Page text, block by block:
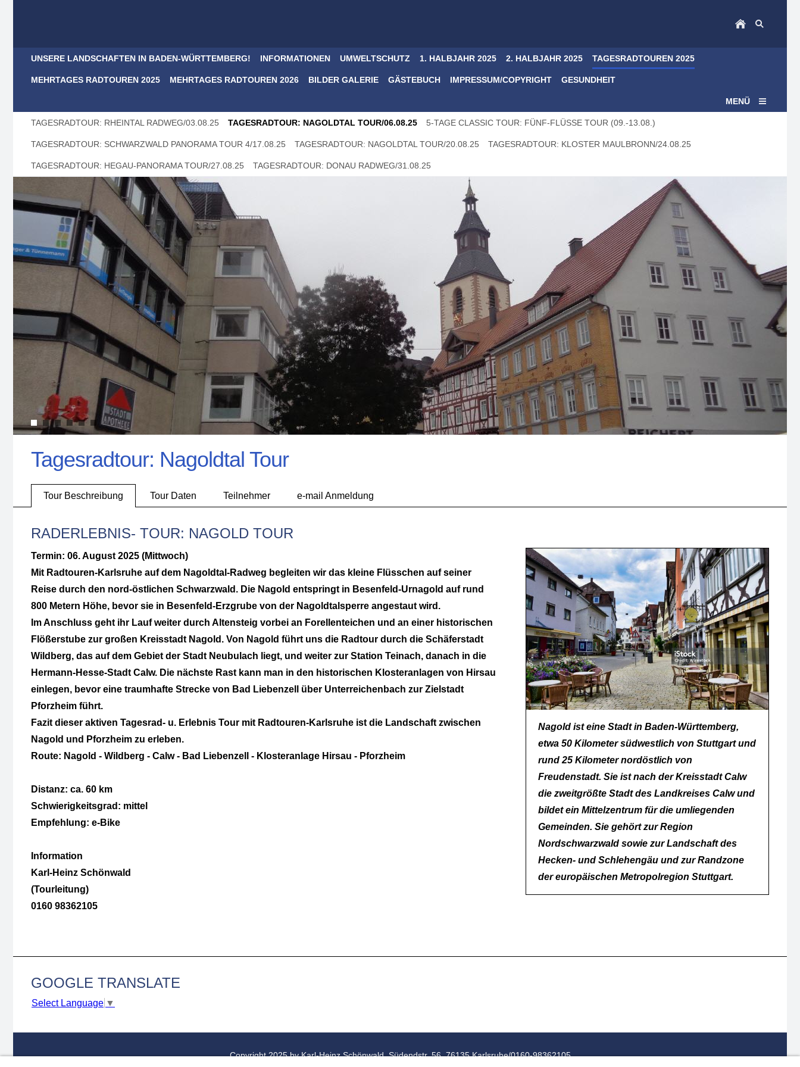
UNSERE LANDSCHAFTEN IN BADEN-WÜRTTEMBERG! INFORMATIONEN UMWELTSCHUTZ 1. HALBJAHR 2025 2. HALBJAHR 2025 TAGESRADTOUREN 2025
MEHRTAGES RADTOUREN 2025 MEHRTAGES RADTOUREN 2026 BILDER GALERIE GÄSTEBUCH IMPRESSUM/COPYRIGHT GESUNDHEIT
MENÜ
TAGESRADTOUR: RHEINTAL RADWEG/03.08.25 TAGESRADTOUR: NAGOLDTAL TOUR/06.08.25 5-TAGE CLASSIC TOUR: FÜNF-FLÜSSE TOUR (09.-13.08.)
TAGESRADTOUR: SCHWARZWALD PANORAMA TOUR 4/17.08.25 TAGESRADTOUR: NAGOLDTAL TOUR/20.08.25 TAGESRADTOUR: KLOSTER MAULBRONN/24.08.25
TAGESRADTOUR: HEGAU-PANORAMA TOUR/27.08.25 TAGESRADTOUR: DONAU RADWEG/31.08.25
Tagesradtour: Nagoldtal Tour
Tour Beschreibung Tour Daten Teilnehmer e-mail Anmeldung
RADERLEBNIS- TOUR: NAGOLD TOUR
Nagold ist eine Stadt in Baden-Württemberg,
etwa 50 Kilometer südwestlich von Stuttgart und
rund 25 Kilometer nordöstlich von
Freudenstadt. Sie ist nach der Kreisstadt Calw
die zweitgrößte Stadt des Landkreises Calw und
bildet ein Mittelzentrum für die umliegenden
Gemeinden. Sie gehört zur Region
Nordschwarzwald sowie zur Landschaft des
Hecken- und Schlehengäu und zur Randzone
der europäischen Metropolregion Stuttgart.
Termin: 06. August 2025 (Mittwoch)
Mit Radtouren-Karlsruhe auf dem Nagoldtal-Radweg begleiten wir das kleine Flüsschen auf seiner
Reise durch den nord-östlichen Schwarzwald. Die Nagold entspringt in Besenfeld-Urnagold auf rund
800 Metern Höhe, bevor sie in Besenfeld-Erzgrube von der Nagoldtalsperre angestaut wird.
Im Anschluss geht ihr Lauf weiter durch Altensteig vorbei an Forellenteichen und an einer historischen
Flößerstube zur großen Kreisstadt Nagold. Von Nagold führt uns die Radtour durch die Schäferstadt
Wildberg, das auf dem Gebiet der Stadt Neubulach liegt, und weiter zur Station Teinach, danach in die
Hermann-Hesse-Stadt Calw. Die nächste Rast kann man in den historischen Klosteranlagen von Hirsau
einlegen, bevor eine traumhafte Strecke von Bad Liebenzell über Unterreichenbach zur Zielstadt
Pforzheim führt.
Fazit dieser aktiven Tagesrad- u. Erlebnis Tour mit Radtouren-Karlsruhe ist die Landschaft zwischen
Nagold und Pforzheim zu erleben.
Route: Nagold - Wildberg - Calw - Bad Liebenzell - Klosteranlage Hirsau - Pforzheim
Distanz: ca. 60 km
Schwierigkeitsgrad: mittel
Empfehlung: e-Bike
Information
Karl-Heinz Schönwald
(Tourleitung)
0160 98362105
GOOGLE TRANSLATE
Select Language ▼
Copyright 2025 by Karl-Heinz Schönwald, Südendstr. 56, 76135 Karlsruhe/0160-98362105